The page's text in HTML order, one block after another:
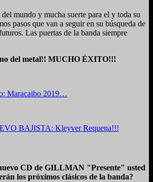
mundo y mucha suerte para el y toda su
pasos que van a seguir en su búsqueda de
Las puertas de la banda siempre
del metal!! MUCHO ÉXITO!!!
Maracaibo 2019…
BAJISTA: Kleyver Requena!!!
CD de GILLMAN "Presente" usted
los próximos clásicos de la banda?